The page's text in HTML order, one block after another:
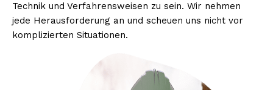
Technik und Verfahrensweisen zu sein. Wir nehmen
jede Herausforderung an und scheuen uns nicht vor
komplizierten Situationen.